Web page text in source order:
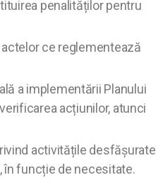
penalităților pentru
ce reglementează
a implementării Planului
acțiunilor, atunci
activitățile desfășurate
în funcție de necesitate.